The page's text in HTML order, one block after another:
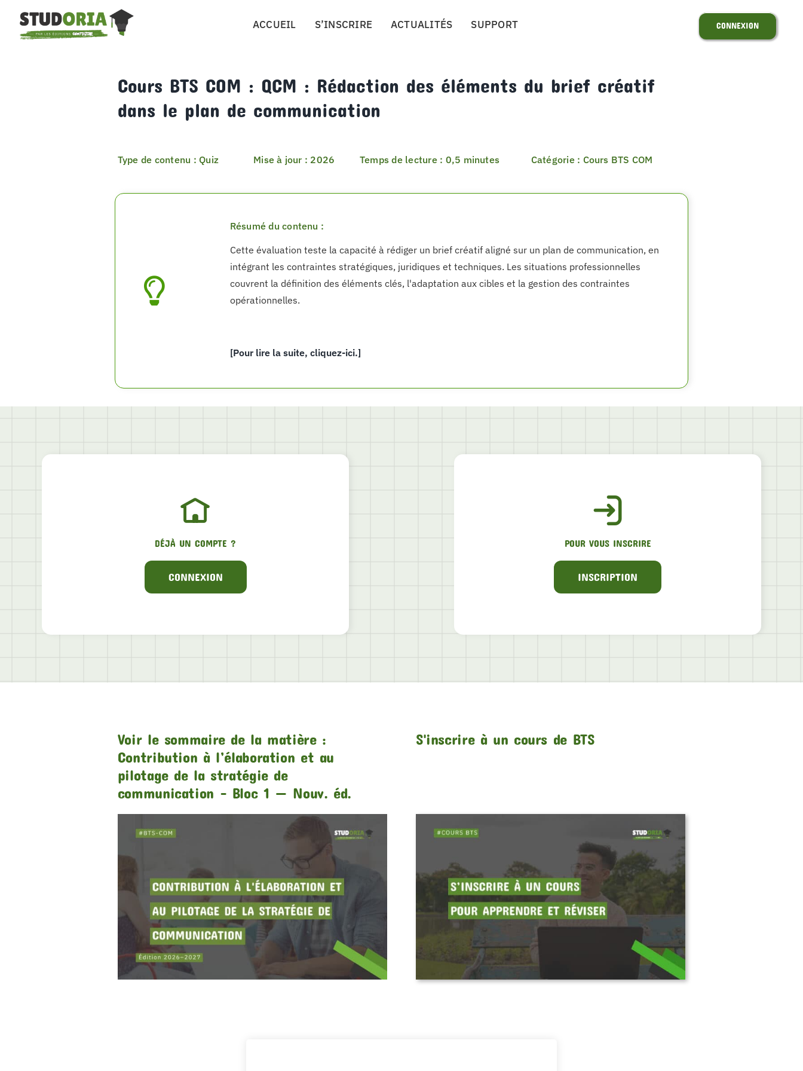
contenu
ACCUEIL S’INSCRIRE ACTUALITÉS SUPPORT CONNEXION
Cours BTS COM : QCM : Rédaction des éléments du brief créatif
dans le plan de communication
Type de contenu : Quiz Mise à jour : 2026 Temps de lecture : 0,5 minutes Catégorie : Cours BTS COM
Résumé du contenu :
Cette évaluation teste la capacité à rédiger un brief créatif aligné sur un plan de communication, en
intégrant les contraintes stratégiques, juridiques et techniques. Les situations professionnelles
couvrent la définition des éléments clés, l'adaptation aux cibles et la gestion des contraintes
opérationnelles.
[Pour lire la suite, cliquez-ici.]
DÉJÀ UN COMPTE ?
CONNEXION
POUR VOUS INSCRIRE
INSCRIPTION
Voir le sommaire de la matière :
Contribution à l’élaboration et au
pilotage de la stratégie de
communication – Bloc 1 — Nouv. éd.
S'inscrire à un cours de BTS